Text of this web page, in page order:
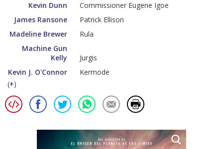
Kevin Dunn
Commissioner Eugene Igoe
James Ransone
Patrick Ellison
Madeline Brewer
Rula
Machine Gun
Kelly
Jurgis
Kevin J. O'Connor
Kermode
(+)